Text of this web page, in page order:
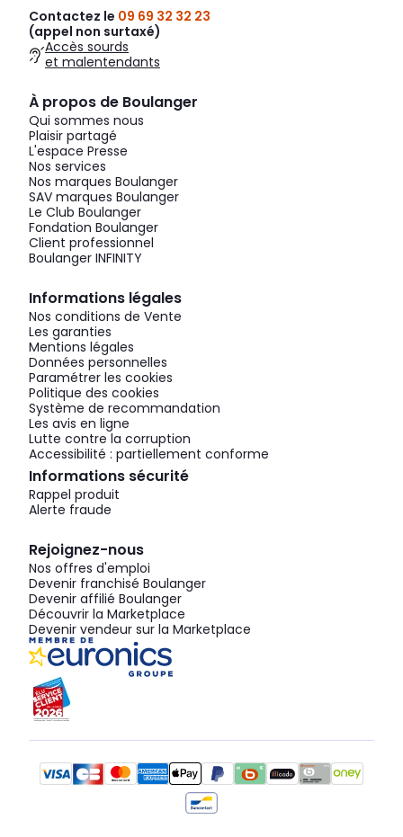
Contactez le 09 69 32 32 23
(appel non surtaxé)
Accès sourds
et malentendants
À propos de Boulanger
Qui sommes nous
Plaisir partagé
L'espace Presse
Nos services
Nos marques Boulanger
SAV marques Boulanger
Le Club Boulanger
Fondation Boulanger
Client professionnel
Boulanger INFINITY
Informations légales
Nos conditions de Vente
Les garanties
Mentions légales
Données personnelles
Paramétrer les cookies
Politique des cookies
Système de recommandation
Les avis en ligne
Lutte contre la corruption
Accessibilité : partiellement conforme
Informations sécurité
Rappel produit
Alerte fraude
Rejoignez-nous
Nos offres d'emploi
Devenir franchisé Boulanger
Devenir affilié Boulanger
Découvrir la Marketplace
Devenir vendeur sur la Marketplace